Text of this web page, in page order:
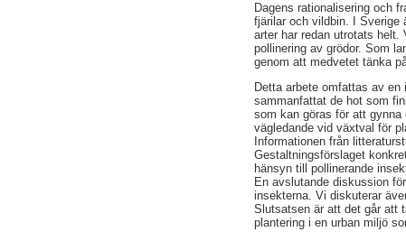
Dagens rationalisering och
fjärilar och vildbin. I Sverige
arter har redan utrotats
pollinering av grödor. Som
genom att medvetet tänka
Detta arbete omfattas av
sammanfattat de hot som
som kan göras för att
vägledande vid växtval för
Informationen från
Gestaltningsförslaget
hänsyn till pollinerande
En avslutande diskussion
insekterna. Vi diskuterar
Slutsatsen är att det går att
plantering i en urban miljö